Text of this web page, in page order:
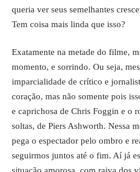
queria ver seus semelhantes
Tem coisa mais linda que isso?
Exatamente na metade do filme,
momento, e sorrindo. Ou seja,
imparcialidade de crítico e
coração, mas não somente pois
e caprichosa de Chris Foggin e o
soltas, de Piers Ashworth. Nessa
pega o espectador pelo ombro e
seguirmos juntos até o fim. Aí já